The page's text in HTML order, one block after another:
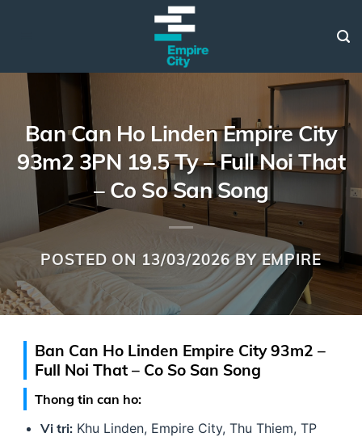
Ban Can Ho Linden Empire City
93m2 3PN 19.5 Ty – Full Noi That
– Co So San Song
POSTED ON 13/03/2026 BYEMPIRE
Ban Can Ho Linden Empire City 93m2 –
Full Noi That – Co So San Song
Thong tin can ho:
Vi tri:Khu Linden, Empire City, Thu Thiem, TP